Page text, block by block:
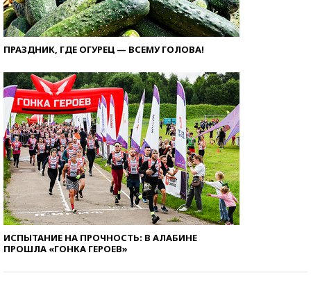
ПРАЗДНИК, ГДЕ ОГУРЕЦ — ВСЕМУ ГОЛОВА!
ИСПЫТАНИЕ НА ПРОЧНОСТЬ: В АЛАБИНЕ
ПРОШЛА «ГОНКА ГЕРОЕВ»